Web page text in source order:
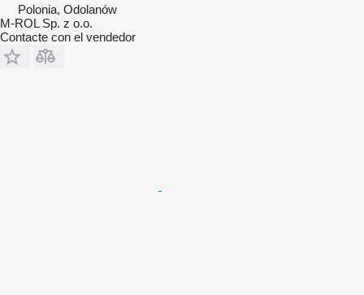
Polonia, Odolanów
M-ROL Sp. z o.o.
Contacte con el vendedor